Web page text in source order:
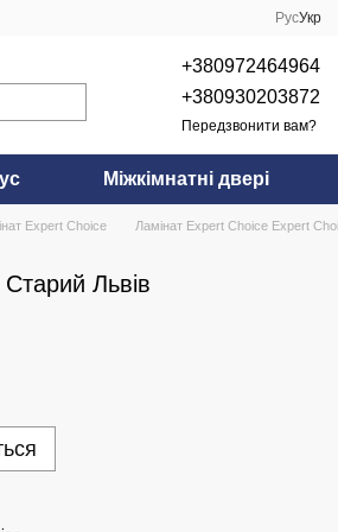
РусУкр
+380972464964
+380930203872
Передзвонити вам?
Міжкімнатні двері
Expert Choice
Ламінат Expert Choice Expert
Львів